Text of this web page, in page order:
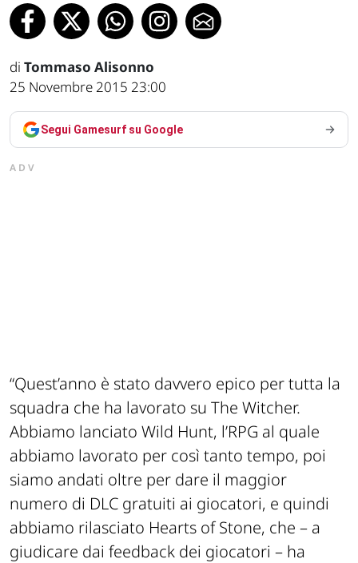
di Tommaso Alisonno
25 Novembre 2015 23:00
Segui Gamesurf su Google
ADV
“Quest’anno è stato davvero epico per tutta la
squadra che ha lavorato su The Witcher.
Abbiamo lanciato Wild Hunt, l’RPG al quale
abbiamo lavorato per così tanto tempo, poi
siamo andati oltre per dare il maggior
numero di DLC gratuiti ai giocatori, e quindi
abbiamo rilasciato Hearts of Stone, che – a
giudicare dai feedback dei giocatori – ha